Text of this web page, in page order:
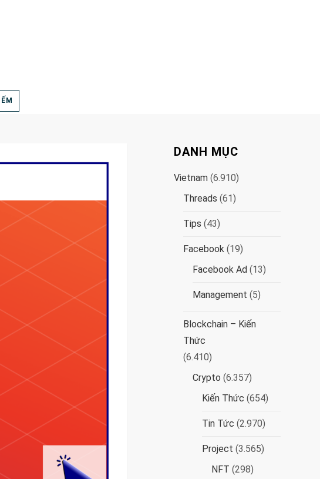
DANH MỤC
Vietnam (6.910)
Threads (61)
Tips (43)
Facebook (19)
Facebook Ad (13)
Management (5)
Blockchain – Kiến
Thức
(6.410)
Crypto (6.357)
Kiến Thức (654)
Tin Tức (2.970)
Project (3.565)
NFT (298)